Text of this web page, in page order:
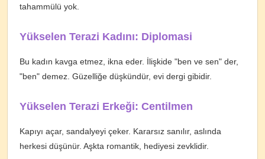
tahammülü yok.
Yükselen Terazi Kadını: Diplomasi
Bu kadın kavga etmez, ikna eder. İlişkide "ben ve sen" der,
"ben" demez. Güzelliğe düşkündür, evi dergi gibidir.
Yükselen Terazi Erkeği: Centilmen
Kapıyı açar, sandalyeyi çeker. Kararsız sanılır, aslında
herkesi düşünür. Aşkta romantik, hediyesi zevklidir.